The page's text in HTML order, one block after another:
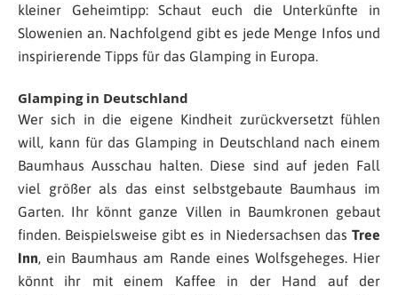
kleiner Geheimtipp: Schaut euch die Unterkünfte in
Slowenien an. Nachfolgend gibt es jede Menge Infos und
inspirierende Tipps für das Glamping in Europa.
Glamping in Deutschland
Wer sich in die eigene Kindheit zurückversetzt fühlen
will, kann für das Glamping in Deutschland nach einem
Baumhaus Ausschau halten. Diese sind auf jeden Fall
viel größer als das einst selbstgebaute Baumhaus im
Garten. Ihr könnt ganze Villen in Baumkronen gebaut
finden. Beispielsweise gibt es in Niedersachsen das Tree
Inn, ein Baumhaus am Rande eines Wolfsgeheges. Hier
könnt ihr mit einem Kaffee in der Hand auf der